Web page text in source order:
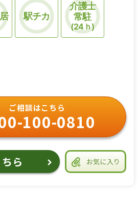
駅チカ
介護士
常駐
(24ｈ)
お気に入り
ご相談はこちら
100-0810
ら